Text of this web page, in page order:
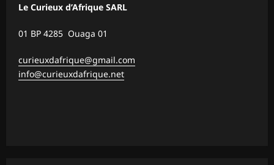
Le Curieux d’Afrique SARL
01 BP 4285 Ouaga 01
curieuxdafrique@gmail.com
info@curieuxdafrique.net